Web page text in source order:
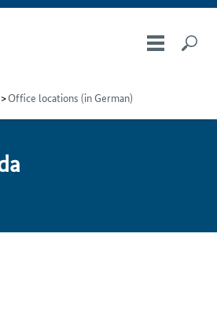
Office locations (in German)